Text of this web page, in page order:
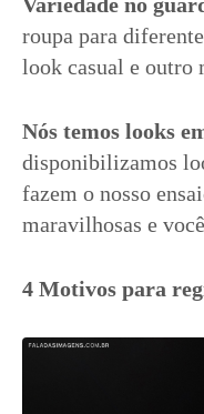
roupa para
look casual e outro
Nós temos looks
disponibilizamos
fazem o nosso
maravilhosas e
4 Motivos para